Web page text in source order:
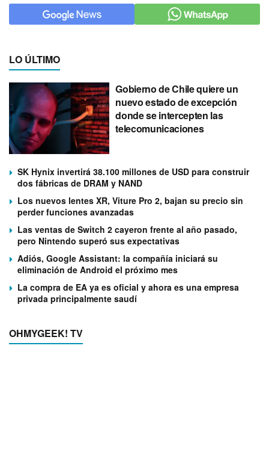
LO ÚLTIMO
Gobierno de Chile quiere un
nuevo estado de excepción
donde se intercepten las
telecomunicaciones
SK Hynix invertirá 38.100 millones de USD para construir
dos fábricas de DRAM y NAND
Los nuevos lentes XR, Viture Pro 2, bajan su precio sin
perder funciones avanzadas
Las ventas de Switch 2 cayeron frente al año pasado,
pero Nintendo superó sus expectativas
Adiós, Google Assistant: la compañía iniciará su
eliminación de Android el próximo mes
La compra de EA ya es oficial y ahora es una empresa
privada principalmente saudí
OHMYGEEK! TV